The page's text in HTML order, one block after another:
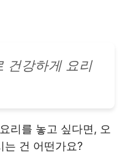
건강하게 요리
리를 놓고 싶다면, 오
는 건 어떤가요?